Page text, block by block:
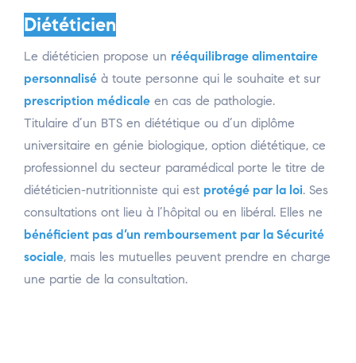
Diététicien
Le diététicien propose un rééquilibrage alimentaire
personnalisé à toute personne qui le souhaite et sur
prescription médicale en cas de pathologie.
Titulaire d’un BTS en diététique ou d’un diplôme
universitaire en génie biologique, option diététique, ce
professionnel du secteur paramédical porte le titre de
diététicien-nutritionniste qui est protégé par la loi. Ses
consultations ont lieu à l’hôpital ou en libéral. Elles ne
bénéficient pas d’un remboursement par la Sécurité
sociale, mais les mutuelles peuvent prendre en charge
une partie de la consultation.